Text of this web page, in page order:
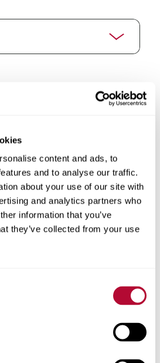
content and ads, to
and to analyse our traffic.
about your use of our site with
and analytics partners who
information that you’ve
they’ve collected from your use